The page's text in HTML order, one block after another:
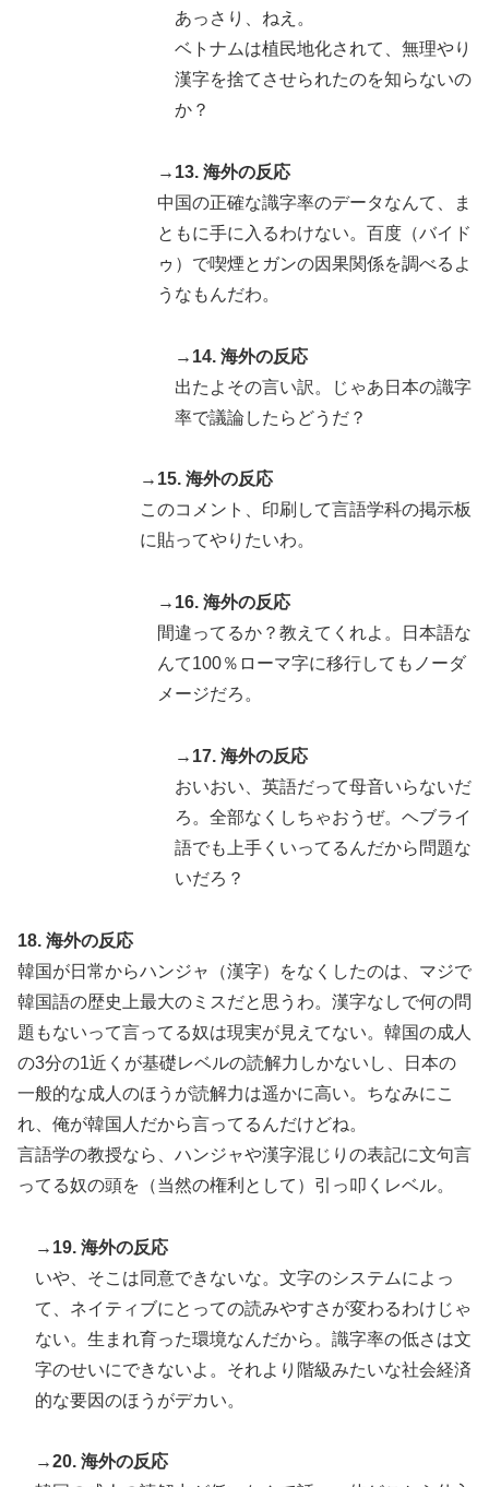
あっさり、ねえ。
ベトナムは植民地化されて、無理やり
漢字を捨てさせられたのを知らないの
か？
→13. 海外の反応
中国の正確な識字率のデータなんて、ま
ともに手に入るわけない。百度（バイド
ゥ）で喫煙とガンの因果関係を調べるよ
うなもんだわ。
→14. 海外の反応
出たよその言い訳。じゃあ日本の識字
率で議論したらどうだ？
→15. 海外の反応
このコメント、印刷して言語学科の掲示板
に貼ってやりたいわ。
→16. 海外の反応
間違ってるか？教えてくれよ。日本語な
んて100％ローマ字に移行してもノーダ
メージだろ。
→17. 海外の反応
おいおい、英語だって母音いらないだ
ろ。全部なくしちゃおうぜ。ヘブライ
語でも上手くいってるんだから問題な
いだろ？
18. 海外の反応
韓国が日常からハンジャ（漢字）をなくしたのは、マジで
韓国語の歴史上最大のミスだと思うわ。漢字なしで何の問
題もないって言ってる奴は現実が見えてない。韓国の成人
の3分の1近くが基礎レベルの読解力しかないし、日本の
一般的な成人のほうが読解力は遥かに高い。ちなみにこ
れ、俺が韓国人だから言ってるんだけどね。
言語学の教授なら、ハンジャや漢字混じりの表記に文句言
ってる奴の頭を（当然の権利として）引っ叩くレベル。
→19. 海外の反応
いや、そこは同意できないな。文字のシステムによっ
て、ネイティブにとっての読みやすさが変わるわけじゃ
ない。生まれ育った環境なんだから。識字率の低さは文
字のせいにできないよ。それより階級みたいな社会経済
的な要因のほうがデカい。
→20. 海外の反応